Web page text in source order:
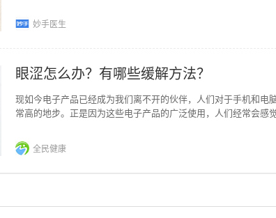
妙手医生
眼涩怎么办？有哪些缓解方法？
现如今电子产品已经成为我们离不开的伙伴，人们对于手机和电
常高的地步。正是因为这些电子产品的广泛使用，人们经常会感
全民健康